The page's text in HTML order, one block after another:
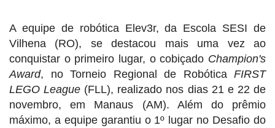
A equipe de robótica Elev3r, da Escola SESI de
Vilhena (RO), se destacou mais uma vez ao
conquistar o primeiro lugar, o cobiçado Champion's
Award, no Torneio Regional de Robótica FIRST
LEGO League (FLL), realizado nos dias 21 e 22 de
novembro, em Manaus (AM). Além do prêmio
máximo, a equipe garantiu o 1º lugar no Desafio do